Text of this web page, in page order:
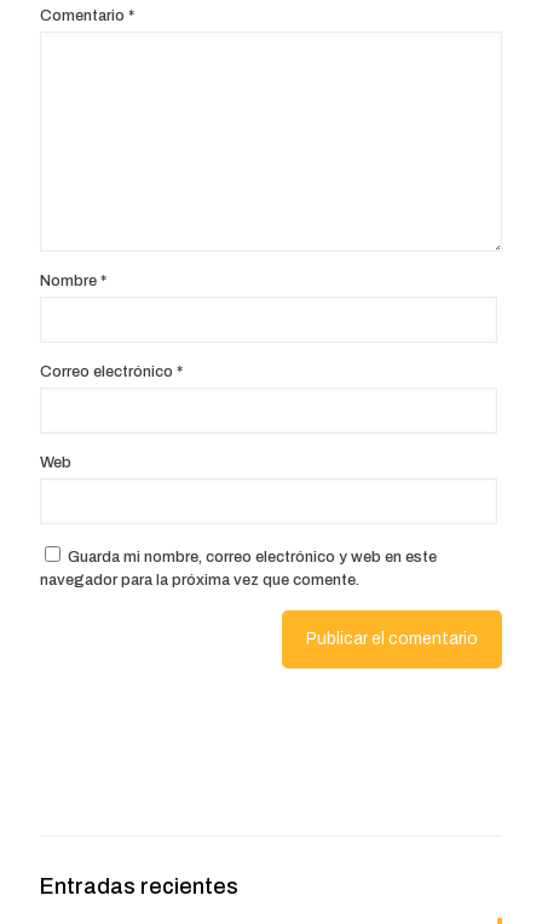
Comentario *
Nombre *
Correo electrónico *
Web
Guarda mi nombre, correo electrónico y web en este
navegador para la próxima vez que comente.
Entradas recientes